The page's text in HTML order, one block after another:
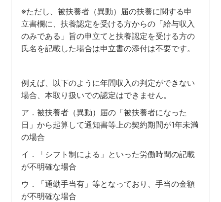
※ただし、被扶養者（異動）届の扶養に関する申
立書欄に、扶養認定を受ける方からの「給与収入
のみである」旨の申立てと扶養認定を受ける方の
氏名を記載した場合は申立書の添付は不要です。
例えば、以下のように年間収入の判定ができない
場合、本取り扱いでの認定はできません。
ア．被扶養者（異動）届の「被扶養者になった
日」から起算して通知書等上の契約期間が1年未満
の場合
イ．「シフト制による」といった労働時間の記載
が不明確な場合
ウ．「通勤手当有」等となっており、手当の金額
が不明確な場合